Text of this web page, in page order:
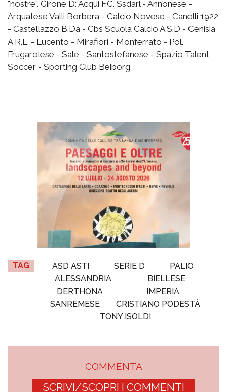
"nostre". Girone D: Acqui F.C. Ssdarl - Annonese -
Arquatese Valli Borbera - Calcio Novese - Canelli 1922
- Castellazzo B.Da - Cbs Scuola Calcio A.S.D - Cenisia
A R.L. - Lucento - Mirafiori - Monferrato - Pol.
Frugarolese - Sale - Santostefanese - Spazio Talent
Soccer - Sporting Club Beiborg.
TAG ASD ASTI SERIE D
PALIO
ALESSANDRIA
BIELLESE
DERTHONA
IMPERIA
SANREMESE
CRISTIANO PODESTÀ
TONY ISOLDI
COMMENTA
SCRIVI/SCOPRI I COMMENTI